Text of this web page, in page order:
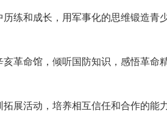
练和成长，用军事化的思维锻造青
革命馆，倾听国防知识，感悟革命
展活动，培养相互信任和合作的能